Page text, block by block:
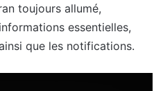
toujours allumé,
essentielles,
que les notifications.